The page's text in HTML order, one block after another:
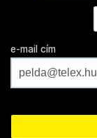
e-mail cím